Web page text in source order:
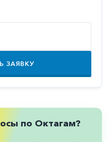
ЗАЯВКУ
по Октагам?